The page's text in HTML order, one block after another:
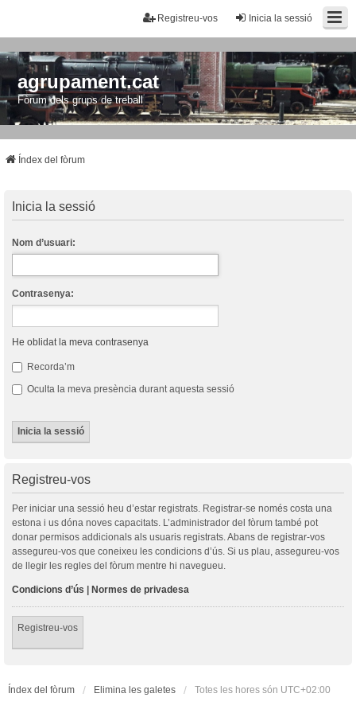
Inicia la sessió
Registreu-vos
agrupament.cat
Fòrum dels grups de treball
Índex del fòrum
Inicia la sessió
Nom d’usuari:
Contrasenya:
He oblidat la meva contrasenya
Recorda’m
Oculta la meva presència durant aquesta sessió
Registreu-vos
Per iniciar una sessió heu d’estar registrats. Registrar-se només costa una
estona i us dóna noves capacitats. L’administrador del fòrum també pot
donar permisos addicionals als usuaris registrats. Abans de registrar-vos
assegureu-vos que coneixeu les condicions d’ús. Si us plau, assegureu-vos
de llegir les regles del fòrum mentre hi navegueu.
Condicions d’ús | Normes de privadesa
Registreu-vos
Índex del fòrum Elimina les galetes Totes les hores són UTC+02:00